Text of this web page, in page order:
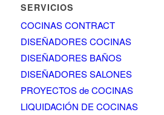
SERVICIOS
COCINAS CONTRACT
DISEÑADORES COCINAS
DISEÑADORES BAÑOS
DISEÑADORES SALONES
PROYECTOS de COCINAS
LIQUIDACIÓN DE COCINAS